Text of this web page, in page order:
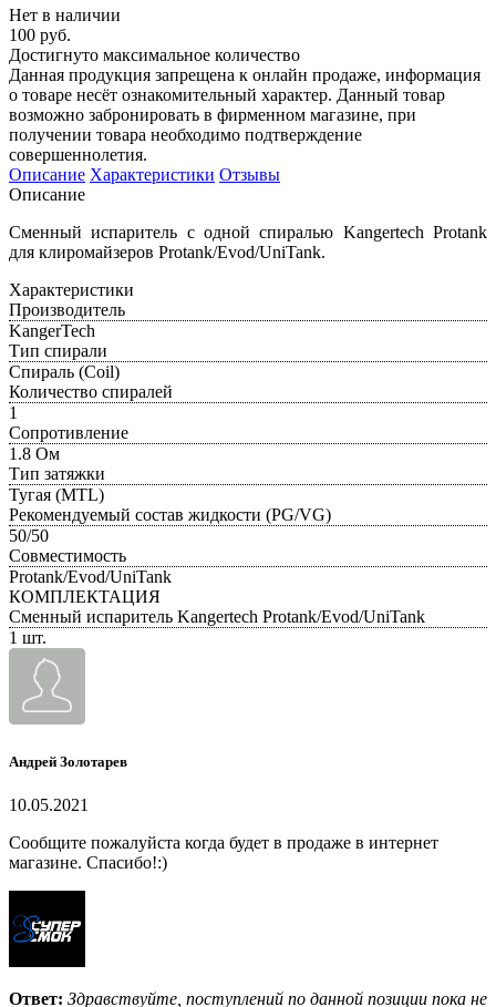
Нет в наличии
100 руб.
Достигнуто максимальное количество
Данная продукция запрещена к онлайн продаже, информация
о товаре несёт ознакомительный характер. Данный товар
возможно забронировать в фирменном магазине, при
получении товара необходимо подтверждение
совершеннолетия.
Описание Характеристики Отзывы
Описание
Сменный испаритель с одной спиралью Kangertech Protank
для клиромайзеров Protank/Evod/UniTank.
Характеристики
Производитель
KangerTech
Тип спирали
Спираль (Coil)
Количество спиралей
1
Сопротивление
1.8 Ом
Тип затяжки
Тугая (MTL)
Рекомендуемый состав жидкости (PG/VG)
50/50
Совместимость
Protank/Evod/UniTank
КОМПЛЕКТАЦИЯ
Сменный испаритель Kangertech Protank/Evod/UniTank
1 шт.
Андрей Золотарев
10.05.2021
Сообщите пожалуйста когда будет в продаже в интернет
магазине. Спасибо!:)
Ответ: Здравствуйте, поступлений по данной позиции пока не